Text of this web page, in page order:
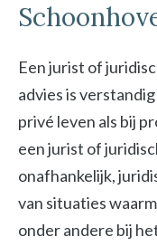
Een jurist of
advies is
privé leven als bij
een jurist of
onafhankelijk,
van situaties
onder andere bij